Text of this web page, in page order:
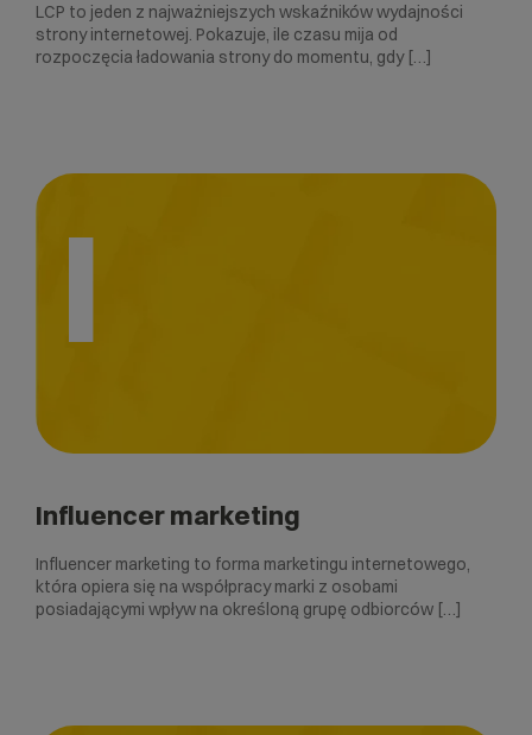
LCP to jeden z najważniejszych wskaźników wydajności
strony internetowej. Pokazuje, ile czasu mija od
rozpoczęcia ładowania strony do momentu, gdy […]
I
Influencer marketing
Influencer marketing to forma marketingu internetowego,
która opiera się na współpracy marki z osobami
posiadającymi wpływ na określoną grupę odbiorców […]